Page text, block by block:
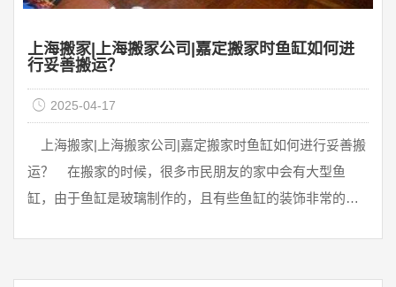
上海搬家|上海搬家公司|嘉定搬家时鱼缸如何进
行妥善搬运？
2025-04-17
上海搬家|上海搬家公司|嘉定搬家时鱼缸如何进行妥善搬
运？ 在搬家的时候，很多市民朋友的家中会有大型鱼
缸，由于鱼缸是玻璃制作的，且有些鱼缸的装饰非常的复